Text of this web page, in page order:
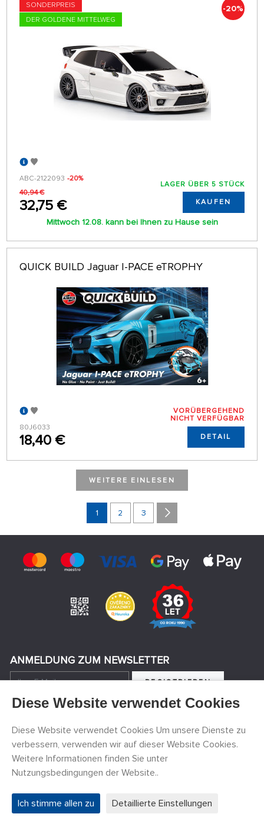
SONDERPREIS
DER GOLDENE MITTELWEG
-20%
ABC-2122093 -20%
40,94 €
32,75 €
LAGER ÜBER 5 STÜCK
KAUFEN
Mittwoch 12.08. kann bei Ihnen zu Hause sein
QUICK BUILD Jaguar I-PACE eTROPHY
80J6033
18,40 €
VORÜBERGEHEND
NICHT VERFÜGBAR
DETAIL
WEITERE EINLESEN
1 2 3
KONTAKT
+420 774 590 258
ANMELDUNG ZUM NEWSLETTER
REGISTRIEREN
Ich bin mit der Verarbeitung der personenbezogenen Daten
Diese Website verwendet Cookies
Diese Website verwendet Cookies Um unsere Dienste zu
verbessern, verwenden wir auf dieser Website Cookies.
Weitere Informationen finden Sie unter
Nutzungsbedingungen der Website..
Ich stimme allen zu Detaillierte Einstellungen